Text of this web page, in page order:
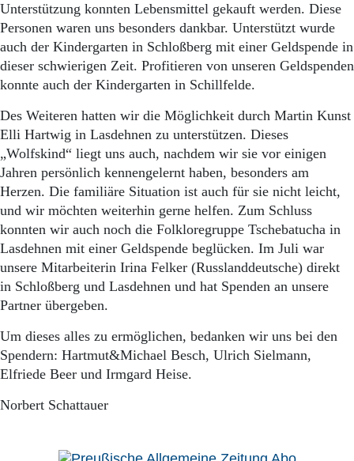
Unterstützung konnten Lebensmittel gekauft werden. Diese
Personen waren uns besonders dankbar. Unterstützt wurde
auch der Kindergarten in Schloßberg mit einer Geldspende in
dieser schwierigen Zeit. Profitieren von unseren Geldspenden
konnte auch der Kindergarten in Schillfelde.
Des Weiteren hatten wir die Möglichkeit durch Martin Kunst
Elli Hartwig in Lasdehnen zu unterstützen. Dieses
„Wolfskind“ liegt uns auch, nachdem wir sie vor einigen
Jahren persönlich kennengelernt haben, besonders am
Herzen. Die familiäre Situation ist auch für sie nicht leicht,
und wir möchten weiterhin gerne helfen. Zum Schluss
konnten wir auch noch die Folkloregruppe Tschebatucha in
Lasdehnen mit einer Geldspende beglücken. Im Juli war
unsere Mitarbeiterin Irina Felker (Russlanddeutsche) direkt
in Schloßberg und Lasdehnen und hat Spenden an unsere
Partner übergeben.
Um dieses alles zu ermöglichen, bedanken wir uns bei den
Spendern: Hartmut&Michael Besch, Ulrich Sielmann,
Elfriede Beer und Irmgard Heise.
Norbert Schattauer